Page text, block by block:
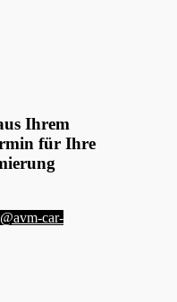
Ihrem
für Ihre
car-